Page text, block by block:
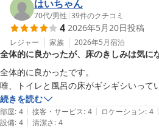
ぜひ次回のご利用をスタッフ一同心よ
本当にありがとうございました。
Ｊホテルりんくう
2026-06-21
はいちゃん
70代/男性 |39件のクチコミ
4 2026年5月20日投稿
レジャー 家族 2026年5月宿泊
全体的に良かったが、床のきしみは気に
全体的に良かったです。
唯、トイレと風呂の床がギシギシいって
続きを読む
部屋: 4 | 接客・サービス: 4 | ロケーション: 4 |
設備: 4 | 清潔さ: 4